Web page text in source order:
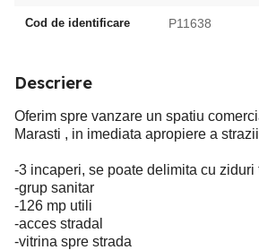
Cod de identificare P11638
Descriere
Oferim spre vanzare un spatiu
Marasti , in imediata apropiere a
-3 incaperi, se poate delimita cu ziduri
-grup sanitar
-126 mp utili
-acces stradal
-vitrina spre strada